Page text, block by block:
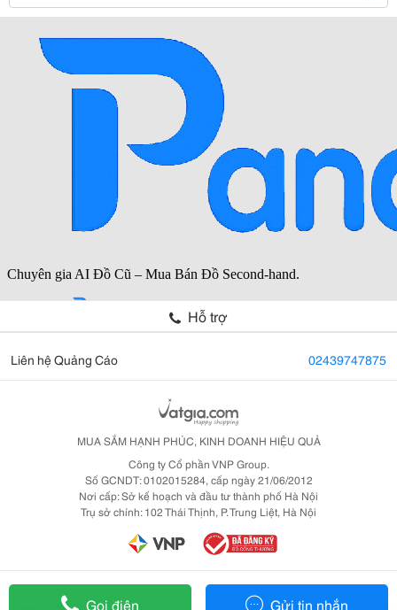
Gọi điện Gửi tin nhắn
Hỗ trợ
Liên hệ Quảng Cáo 02439747875
MUA SẮM HẠNH PHÚC, KINH DOANH HIỆU QUẢ
Công ty Cổ phần VNP Group.
Số GCNDT: 0102015284, cấp ngày 21/06/2012
Nơi cấp: Sở kế hoạch và đầu tư thành phố Hà Nội
Trụ sở chính: 102 Thái Thịnh, P. Trung Liệt, Hà Nội